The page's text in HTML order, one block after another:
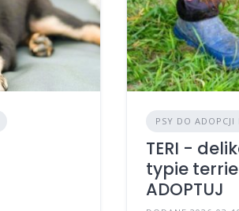
PSY DO ADOPCJI
TERI -
typie
ADOPTUJ